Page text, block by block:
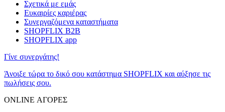
Σχετικά με εμάς
Ευκαιρίες καριέρας
Συνεργαζόμενα καταστήματα
SHOPFLIX B2B
SHOPFLIX app
Γίνε συνεργάτης!
Άνοιξε τώρα το δικό σου κατάστημα SHOPFLIX και αύξησε τις
πωλήσεις σου.
ONLINE ΑΓΟΡΕΣ